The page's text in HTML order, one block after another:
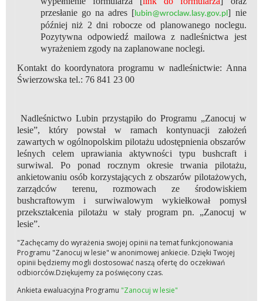
przesłanie go na adres [ lubin@wroclaw.lasy.gov.pl ] nie
później niż 2 dni robocze od planowanego noclegu.
Pozytywna odpowiedź mailowa z nadleśnictwa jest
wyrażeniem zgody na zaplanowane noclegi.
Kontakt do koordynatora programu w nadleśnictwie: Anna
Świerzowska tel.: 76 841 23 00
Nadleśnictwo Lubin przystąpiło do Programu „Zanocuj w
lesie”, który powstał w ramach kontynuacji założeń
zawartych w ogólnopolskim pilotażu udostępnienia obszarów
leśnych celem uprawiania aktywności typu bushcraft i
surwiwal. Po ponad rocznym okresie trwania pilotażu,
ankietowaniu osób korzystających z obszarów pilotażowych,
zarządców terenu, rozmowach ze środowiskiem
bushcraftowym i surwiwalowym wykiełkował pomysł
przekształcenia pilotażu w stały program pn. „Zanocuj w
lesie”.
"Zachęcamy do wyrażenia swojej opinii na temat funkcjonowania
Programu "Zanocuj w lesie" w anonimowej ankiecie. Dzięki Twojej
opinii będziemy mogli dostosować naszą ofertę do oczekiwań
odbiorców.Dziękujemy za poświęcony czas.
Ankieta ewaluacyjna Programu "Zanocuj w lesie"